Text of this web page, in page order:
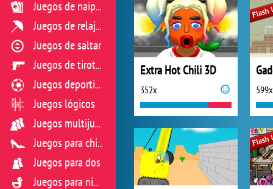
Extra Hot Chili 3D
352x 599x
Juegos de naipes
Juegos de relajación
Juegos de saltar
Juegos de tiroteo
Juegos deportivos
Juegos lógicos
Juegos multijugador
Juegos para chicas
Juegos para dos
Juegos para niños